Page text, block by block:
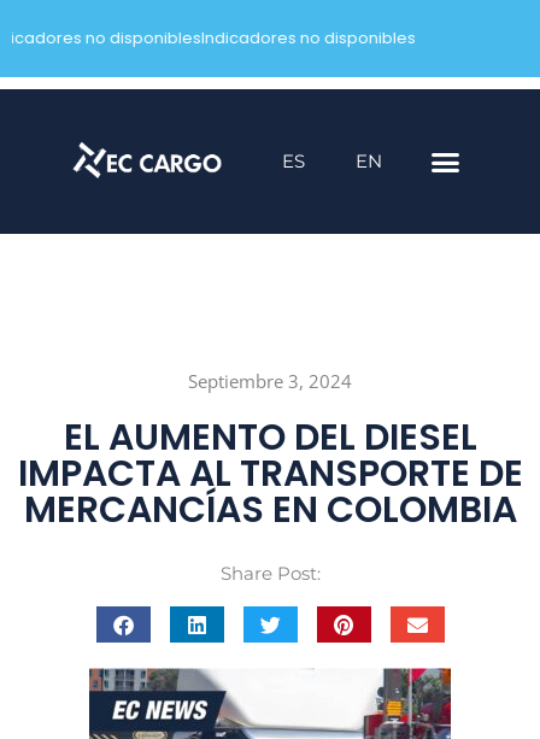
al
no disponiblesIndicadores no disponibles
ES EN
Septiembre 3, 2024
EL AUMENTO DEL DIESEL
IMPACTA AL TRANSPORTE DE
MERCANCÍAS EN COLOMBIA
Share Post: